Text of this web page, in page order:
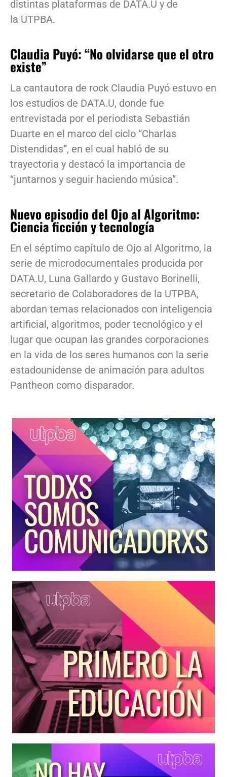
distintas plataformas de DATA.U y de
la UTPBA.
Claudia Puyó: “No olvidarse que el otro
existe”
La cantautora de rock Claudia Puyó estuvo en
los estudios de DATA.U, donde fue
entrevistada por el periodista Sebastián
Duarte en el marco del ciclo “Charlas
Distendidas”, en el cual habló de su
trayectoria y destacó la importancia de
“juntarnos y seguir haciendo música”.
Nuevo episodio del Ojo al Algoritmo:
Ciencia ficción y tecnología
En el séptimo capítulo de Ojo al Algoritmo, la
serie de microdocumentales producida por
DATA.U, Luna Gallardo y Gustavo Borinelli,
secretario de Colaboradores de la UTPBA,
abordan temas relacionados con inteligencia
artificial, algoritmos, poder tecnológico y el
lugar que ocupan las grandes corporaciones
en la vida de los seres humanos con la serie
estadounidense de animación para adultos
Pantheon como disparador.